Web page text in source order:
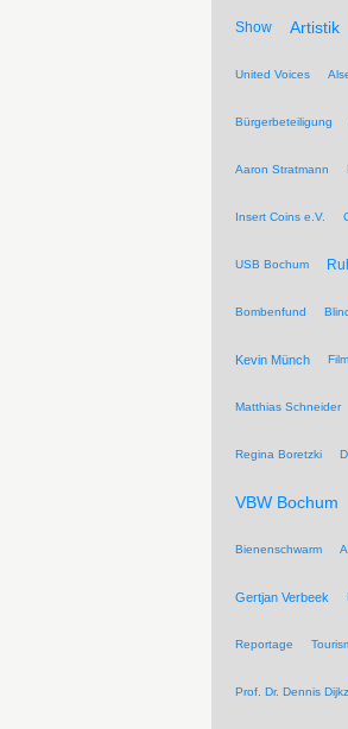
Show Artistik
United Voices
Bürgerbeteiligung
Aaron Stratmann
Insert Coins e.V.
USB Bochum
Bombenfund
Kevin Münch Film
Matthias Schneider
Regina Boretzki
VBW Bochum
Bienenschwarm
Gertjan Verbeek
Reportage
Prof. Dr. Dennis